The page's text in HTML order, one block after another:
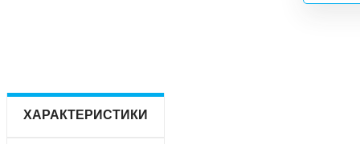
ХАРАКТЕРИСТИКИ